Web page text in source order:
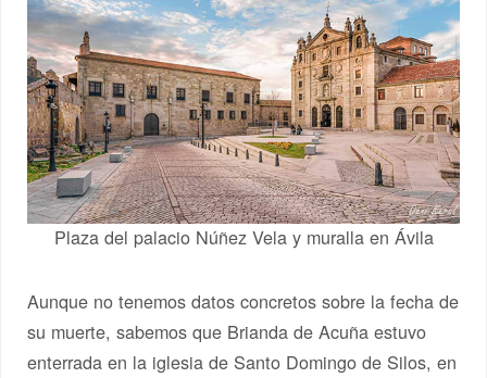
Plaza del palacio Núñez Vela y muralla en Ávila
Aunque no tenemos datos concretos sobre la fecha de
su muerte, sabemos que Brianda de Acuña estuvo
enterrada en la iglesia de Santo Domingo de Silos, en